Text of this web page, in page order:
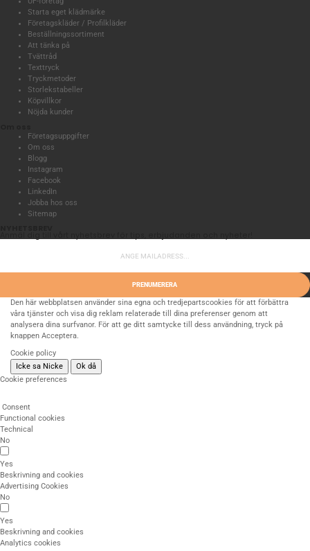
Starta eget klädmärke
Företagskläder / Profilkläder
Beställningssortiment
Att tänka på
Tvättråd
Texttryck
Tryckmetoder
Storlekstabeller
Köpvillkor
Nöjda kunder
Företagsuppgifter
Om oss
Blogg
Instagram
Facebook
LinkedIn
Jobba hos oss
Sitemap
PRENUMERERA
Den här webbplatsen använder sina egna och tredjepartscookies för att förbättra
våra tjänster och visa dig reklam relaterade till dina preferenser genom att
analysera dina surfvanor. För att ge ditt samtycke till dess användning, tryck på
knappen Acceptera.
Cookie policy
Icke sa Nicke
Ok då
Cookie preferences
Consent
Functional cookies
Technical
No
Yes
Beskrivning and cookies
Advertising Cookies
No
Yes
Beskrivning and cookies
Analytics cookies